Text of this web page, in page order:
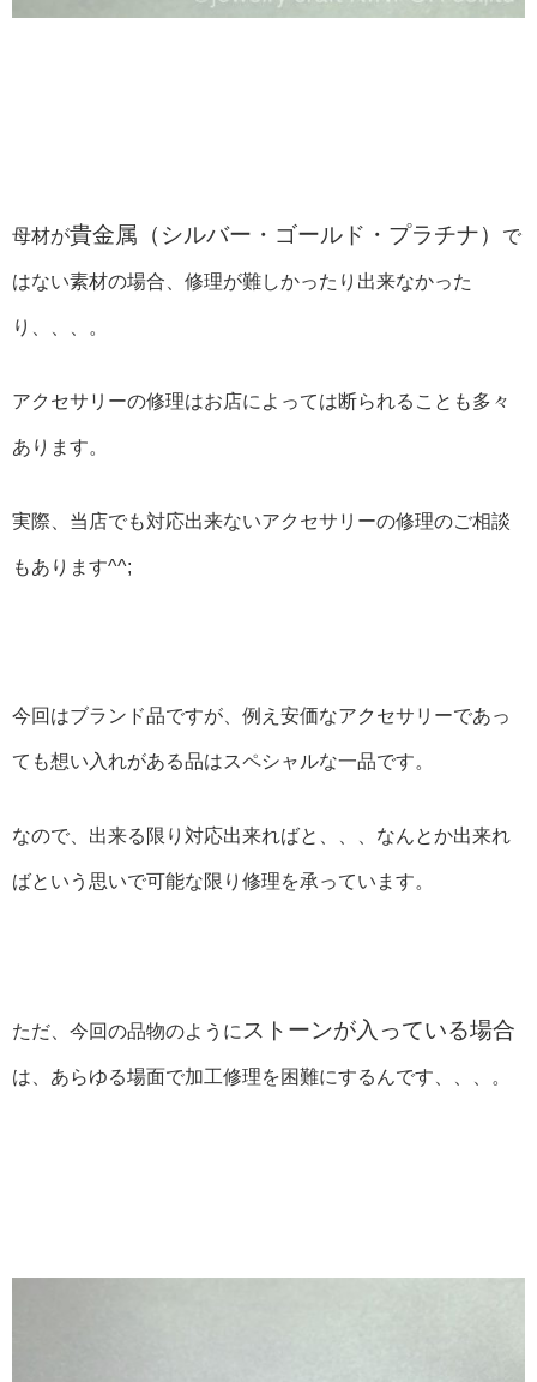
母材が貴金属（シルバー・ゴールド・プラチナ） で
はない素材の場合、修理が難しかったり出来なかった
り、、、。
アクセサリーの修理はお店によっては断られることも多々
あります。
実際、当店でも対応出来ないアクセサリーの修理のご相談
もあります^^;
今回はブランド品ですが、例え安価なアクセサリーであっ
ても想い入れがある品はスペシャルな一品です。
なので、出来る限り対応出来ればと、、、なんとか出来れ
ばという思いで可能な限り修理を承っています。
ただ、今回の品物のように ストーンが入っている場合
は、あらゆる場面で加工修理を困難にするんです、、、。